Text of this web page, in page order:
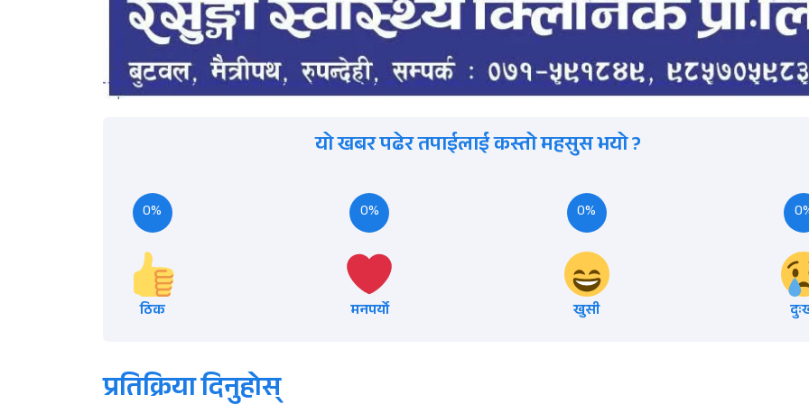
यो खबर पढेर तपाईलाई कस्तो महसुस भयो ?
0%
ठिक
0%
मनपर्यो
0%
खुसी
प्रतिक्रिया दिनुहोस्